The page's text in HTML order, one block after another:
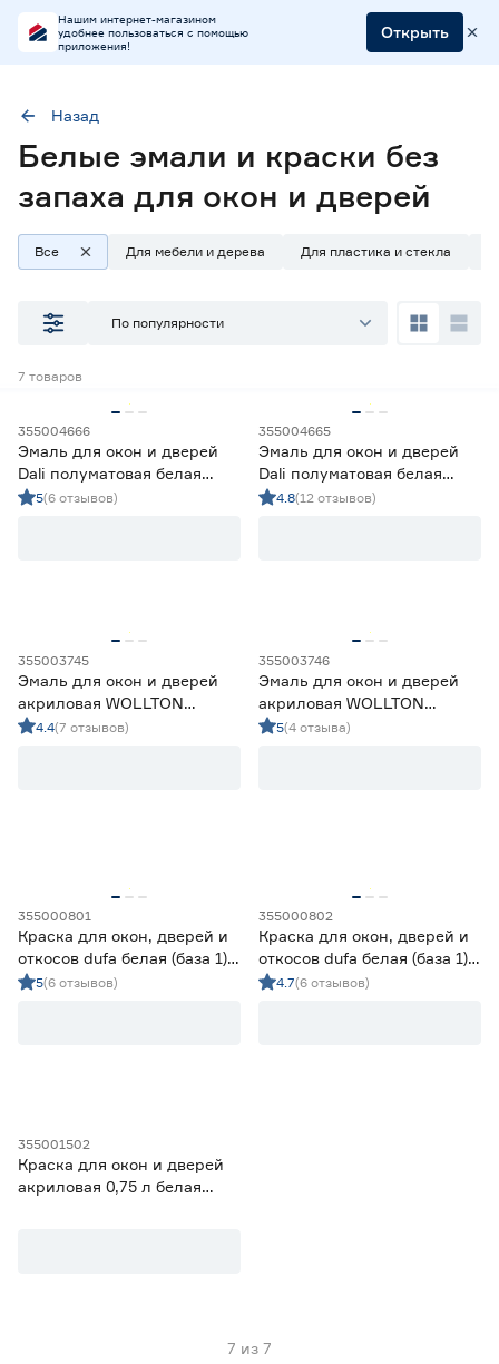
Нашим интернет-магазином
удобнее пользоваться с помощью
приложения!
Открыть
ТипЭмали для окон и дверей Цвет Белый Запах Нет
Наличие в магазинах
Ростовское шоссе, 28/7
Тип
Эмали для бассейнов и бочек с водой
Эмали для блокировки пятен
Ещё 8
Основа
Акриловая
Акриловая/гибридная
AQUASTRONG
Brite
0
Dali
Ещё 17
Цвет
Матовая
Полуглянцевая
Назад
Белые эмали и краски без
запаха для окон и дверей
Все Для мебели и дерева Для пластика и стекла
По популярности
7 товаров
355004666
Эмаль для окон и дверей
Dali полуматовая белая
(база A) 3 кг
5(6 отзывов)
355004665
Эмаль для окон и дверей
Dali полуматовая белая
(база A) 1 кг
4.8(12 отзывов)
355003745
Эмаль для окон и дверей
акриловая WOLLTON
полуматовая белая 0,9 кг
4.4(7 отзывов)
355003746
Эмаль для окон и дверей
акриловая WOLLTON
полуматовая белая 2,2 кг
5(4 отзыва)
355000801
Краска для окон, дверей и
откосов dufa белая (база 1)
0,75 л
5(6 отзывов)
355000802
Краска для окон, дверей и
откосов dufa белая (база 1) 2
л 4.7(6 отзывов)
355001502
Краска для окон и дверей
акриловая 0,75 л белая
7 из 7